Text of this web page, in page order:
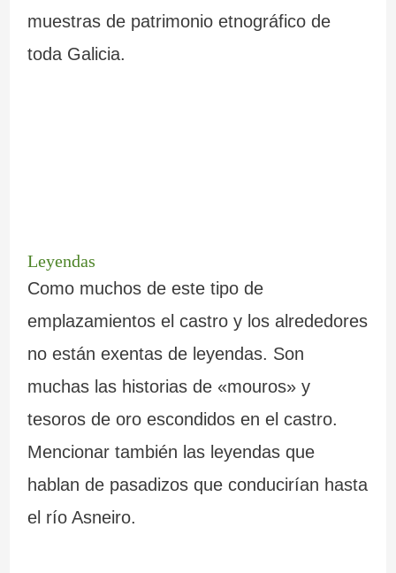
muestras de patrimonio etnográfico de
toda Galicia.
Leyendas
Como muchos de este tipo de
emplazamientos el castro y los alrededores
no están exentas de leyendas. Son
muchas las historias de «mouros» y
tesoros de oro escondidos en el castro.
Mencionar también las leyendas que
hablan de pasadizos que conducirían hasta
el río Asneiro.